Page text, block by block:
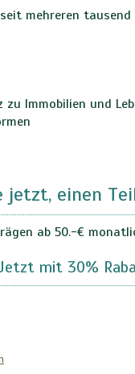
mehreren
zu Immobilien und
jetzt, einen
ab 50.-€
mit 30%